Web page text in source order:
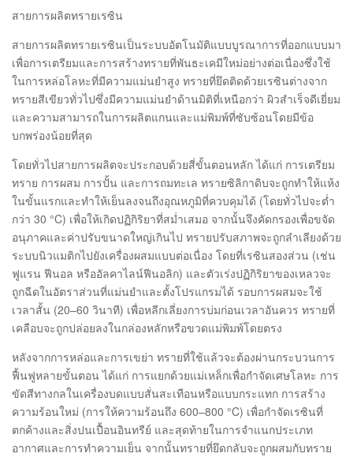
สายการผลิตทรายเรซิน
สายการผลิตทรายเรซินเป็นระบบอัตโนมัติแบบบูรณาการที่ออกแบบมา
เพื่อการเตรียมและการสร้างทรายที่พันธะเคมีใหม่อย่างต่อเนื่องซึ่งใช้
ในการหล่อโลหะที่มีความแม่นยำสูง ทรายที่ยึดติดด้วยเรซินต่างจาก
ทรายสีเขียวทั่วไปซึ่งมีความแม่นยำด้านมิติที่เหนือกว่า ผิวสำเร็จดีเยี่ยม
และความสามารถในการผลิตแกนและแม่พิมพ์ที่ซับซ้อนโดยมีข้อ
บกพร่องน้อยที่สุด
โดยทั่วไปสายการผลิตจะประกอบด้วยสี่ขั้นตอนหลัก ได้แก่ การเตรียม
ทราย การผสม การปั้น และการถมทะเล ทรายซิลิกาดิบจะถูกทำให้แห้ง
ในขั้นแรกและทำให้เย็นลงจนถึงอุณหภูมิที่ควบคุมได้ (โดยทั่วไปจะต่ำ
กว่า 30 °C) เพื่อให้เกิดปฏิกิริยาที่สม่ำเสมอ จากนั้นจึงคัดกรองเพื่อขจัด
อนุภาคและค่าปรับขนาดใหญ่เกินไป ทรายปรับสภาพจะถูกลำเลียงด้วย
ระบบนิวแมติกไปยังเครื่องผสมแบบต่อเนื่อง โดยที่เรซินสองส่วน (เช่น
ฟูแรน ฟีนอล หรืออัลคาไลน์ฟีนอลิก) และตัวเร่งปฏิกิริยาของเหลวจะ
ถูกฉีดในอัตราส่วนที่แม่นยำและตั้งโปรแกรมได้ รอบการผสมจะใช้
เวลาสั้น (20–60 วินาที) เพื่อหลีกเลี่ยงการบ่มก่อนเวลาอันควร ทรายที่
เคลือบจะถูกปล่อยลงในกล่องหลักหรือขวดแม่พิมพ์โดยตรง
หลังจากการหล่อและการเขย่า ทรายที่ใช้แล้วจะต้องผ่านกระบวนการ
ฟื้นฟูหลายขั้นตอน ได้แก่ การแยกด้วยแม่เหล็กเพื่อกำจัดเศษโลหะ การ
ขัดสีทางกลในเครื่องบดแบบสั่นสะเทือนหรือแบบกระแทก การสร้าง
ความร้อนใหม่ (การให้ความร้อนถึง 600–800 °C) เพื่อกำจัดเรซินที่
ตกค้างและสิ่งปนเปื้อนอินทรีย์ และสุดท้ายในการจำแนกประเภท
อากาศและการทำความเย็น จากนั้นทรายที่ยึดกลับจะถูกผสมกับทราย